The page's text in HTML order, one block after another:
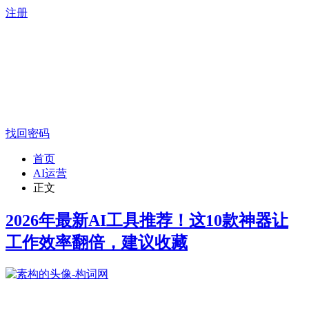
注册
找回密码
首页
AI运营
正文
2026年最新AI工具推荐！这10款神器让
工作效率翻倍，建议收藏